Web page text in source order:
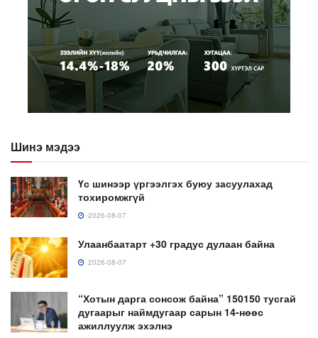
Шинэ мэдээ
Үс шинээр үргээлгэх буюу засуулахад
тохиромжгүй
2026-08-07
Улаанбаатарт +30 градус дулаан байна
2026-08-07
“Хотын дарга сонсож байна” 150150 тусгай
дугаарыг наймдугаар сарын 14-нөөс
ажиллуулж эхэлнэ